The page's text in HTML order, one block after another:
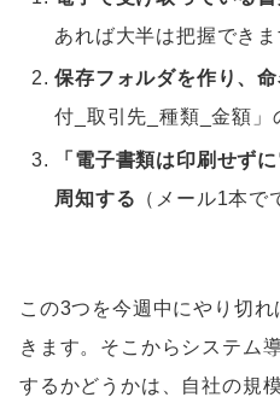
あれば大半は把握できま
保存フォルダを作り、
付_取引先_種類_金額」
「電子書類は印刷せず
周知する （メール1本で
この3つを今週中にやり切
きます。そこからシステム
するかどうかは、自社の規